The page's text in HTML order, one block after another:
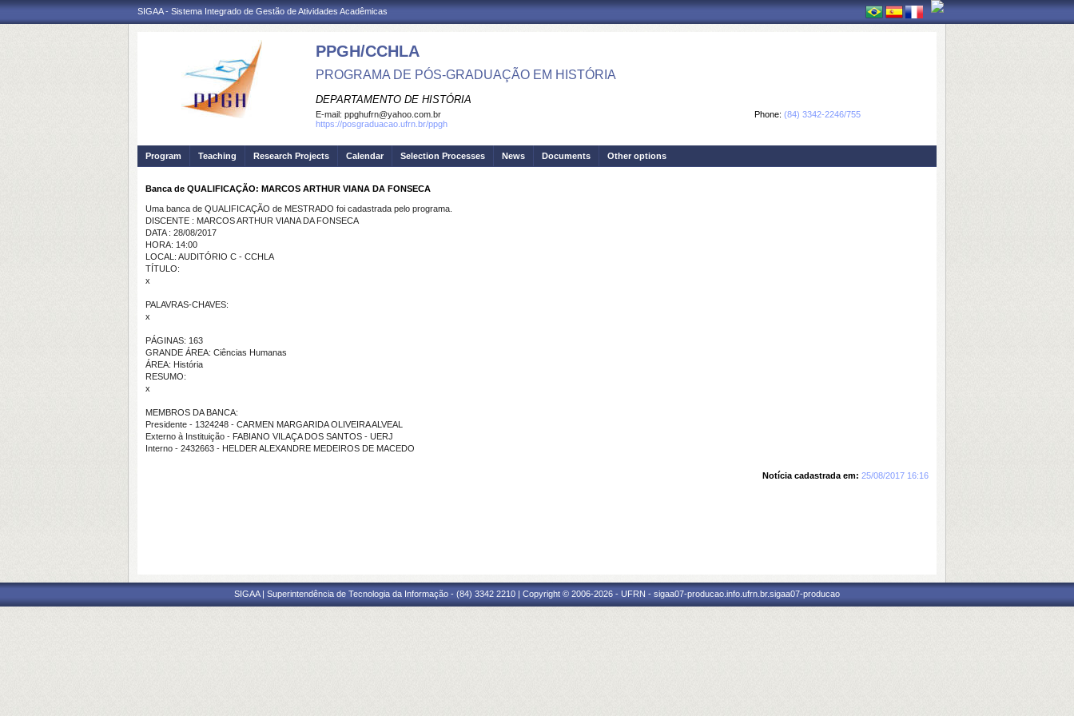
SIGAA - Sistema Integrado de Gestão de Atividades Acadêmicas
PPGH/CCHLA
PROGRAMA DE PÓS-GRADUAÇÃO EM HISTÓRIA
DEPARTAMENTO DE HISTÓRIA
Phone: (84) 3342-2246/755
E-mail: ppghufrn@yahoo.com.br
https://posgraduacao.ufrn.br/ppgh
Program Teaching Research Projects Calendar Selection Processes News Documents Other options
Banca de QUALIFICAÇÃO: MARCOS ARTHUR VIANA DA FONSECA
Uma banca de QUALIFICAÇÃO de MESTRADO foi cadastrada pelo programa.
DISCENTE : MARCOS ARTHUR VIANA DA FONSECA
DATA : 28/08/2017
HORA: 14:00
LOCAL: AUDITÓRIO C - CCHLA
TÍTULO:
x
PALAVRAS-CHAVES:
x
PÁGINAS: 163
GRANDE ÁREA: Ciências Humanas
ÁREA: História
RESUMO:
x
MEMBROS DA BANCA:
Presidente - 1324248 - CARMEN MARGARIDA OLIVEIRA ALVEAL
Externo à Instituição - FABIANO VILAÇA DOS SANTOS - UERJ
Interno - 2432663 - HELDER ALEXANDRE MEDEIROS DE MACEDO
Notícia cadastrada em: 25/08/2017 16:16
SIGAA | Superintendência de Tecnologia da Informação - (84) 3342 2210 | Copyright © 2006-2026 - UFRN - sigaa07-producao.info.ufrn.br.sigaa07-producao